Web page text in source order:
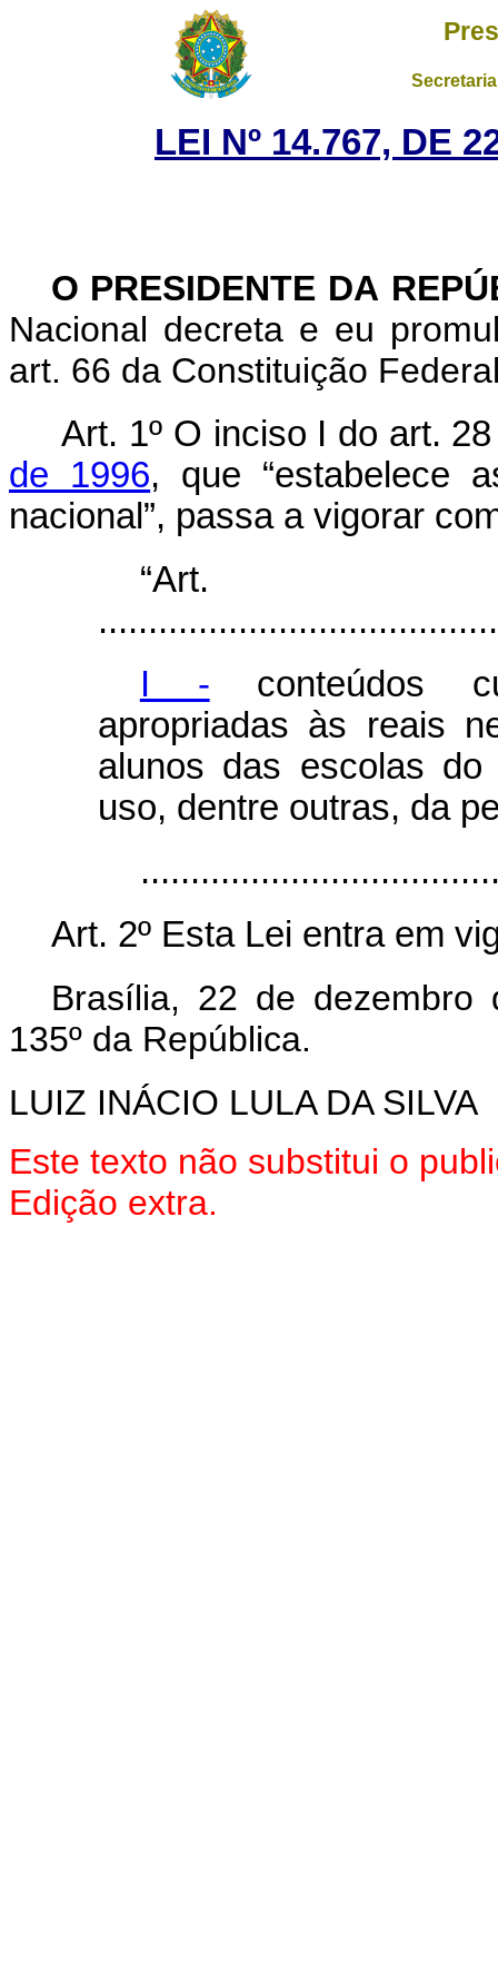
LEI Nº 14.767, DE
O PRESIDENTE DA
Nacional decreta e eu
art. 66 da Constituição
Art. 1º O inciso I do art.
de 1996, que “estabelece
nacional”, passa a vigorar
I - conteúdos
apropriadas às reais
alunos das escolas
uso, dentre outras, da
Art. 2º Esta Lei entra em
Brasília, 22 de dezembro
135º da República.
LUIZ INÁCIO LULA DA SILVA
Este texto não substitui o
Edição extra.